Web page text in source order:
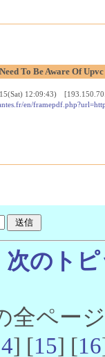
To Be Aware Of
12:09:43)
en/
次のト
全ペー
] [15] [16